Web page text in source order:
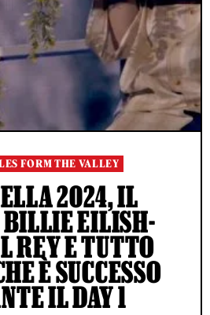
FORM THE VALLEY
2024, IL
EILISH-
REY E TUTTO
È SUCCESSO
IL DAY 1